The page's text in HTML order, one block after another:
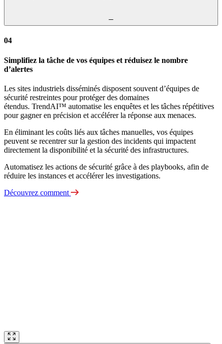
04
Simplifiez la tâche de vos équipes et réduisez le nombre
d’alertes
Les sites industriels disséminés disposent souvent d’équipes de
sécurité restreintes pour protéger des domaines
étendus. TrendAI™ automatise les enquêtes et les tâches répétitives
pour gagner en précision et accélérer la réponse aux menaces.
En éliminant les coûts liés aux tâches manuelles, vos équipes
peuvent se recentrer sur la gestion des incidents qui impactent
directement la disponibilité et la sécurité des infrastructures.
Automatisez les actions de sécurité grâce à des playbooks, afin de
réduire les instances et accélérer les investigations.
Découvrez comment